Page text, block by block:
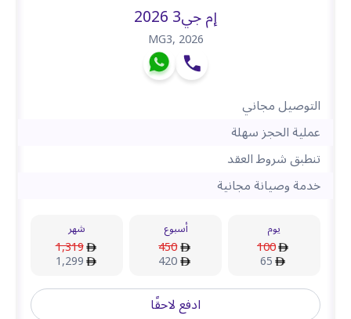
إم جي3 2026
MG3,2026
التوصيل مجاني
عملية الحجز سهلة
تنطبق شروط العقد
خدمة وصيانة مجانية
يوم
100
65
أسبوع
450
420
شهر
1,319
1,299
ادفع لاحقًا